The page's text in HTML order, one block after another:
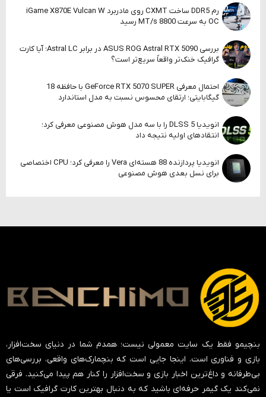
رم DDR5 ساخت CXMT روی مادربرد iGame X870E Vulcan W
OC به سرعت 8800 MT/s رسید
بررسی ASUS ROG Astral RTX 5090 در برابر Astral LC؛ آیا کارت
گرافیک خنک‌تر واقعاً سریع‌تر است؟
احتمال معرفی GeForce RTX 5070 SUPER با حافظه 18
گیگابایتی؛ ارتقای محسوس نسبت به مدل استاندارد
انویدیا DLSS 5 را با سه مدل هوش مصنوعی معرفی کرد؛
انتقادهای اولیه نتیجه داد
انویدیا پردازنده 88 هسته‌ای Vera را معرفی کرد؛ CPU اختصاصی
برای نسل بعدی هوش مصنوعی
بنچیمو فقط یک سایت معمولی نیست؛ همدم شما در دنیای سخت‌افزار،
بازی و فناوری است. اینجا جایی است که بنچمارک‌های واقعی، بررسی‌های
بی‌طرفانه و داغ‌ترین اخبار بازی و سخت‌افزار را کنار هم پیدا می‌کنید. فرقی
نمی‌کند یک گیمر حرفه‌ای باشید که به دنبال بهترین کارت گرافیک است یا